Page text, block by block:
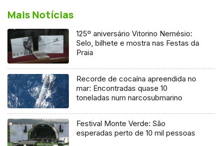
Mais Notícias
125º aniversário Vitorino Nemésio:
Selo, bilhete e mostra nas Festas da
Praia
Recorde de cocaína apreendida no
mar: Encontradas quase 10
toneladas num narcosubmarino
Festival Monte Verde: São
esperadas perto de 10 mil pessoas